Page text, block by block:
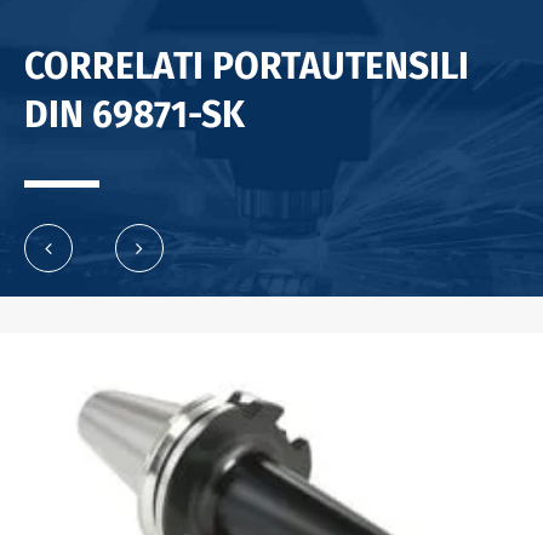
CORRELATI PORTAUTENSILI
DIN 69871-SK